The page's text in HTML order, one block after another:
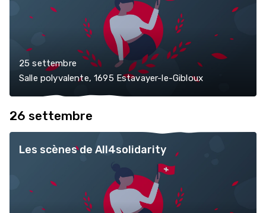
25 settembre
Salle polyvalente, 1695 Estavayer-le-Gibloux
26 settembre
Les scènes de All4solidarity